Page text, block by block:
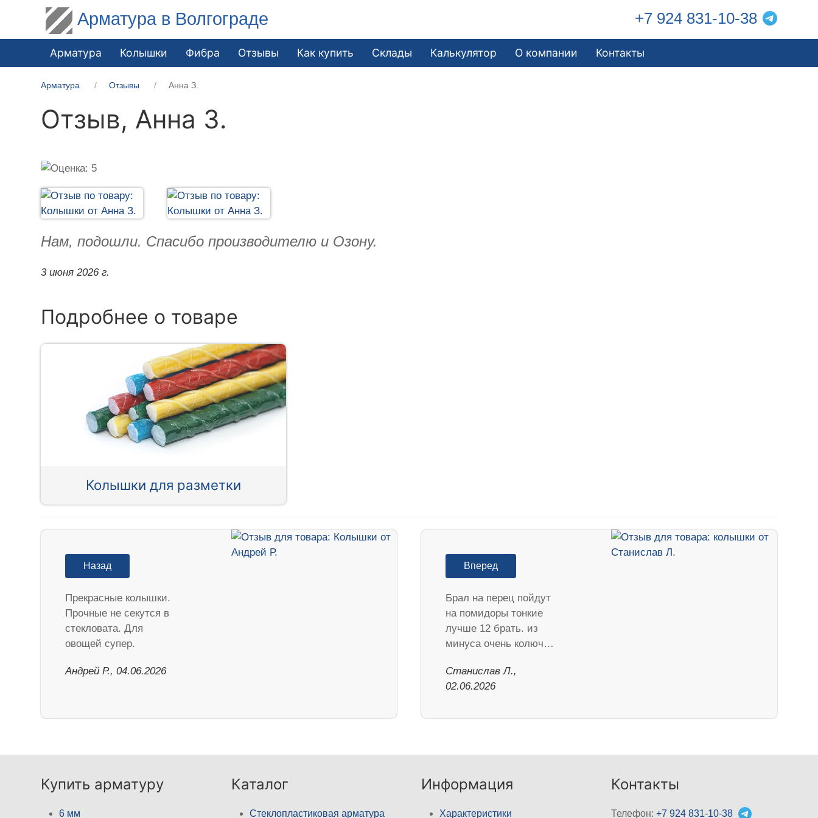
Арматура в Волгограде +7 924 831-10-38
Арматура Колышки Фибра Отзывы Как купить Склады Калькулятор О компании Контакты
Арматура Отзывы Анна З.
Отзыв, Анна З.
Нам, подошли. Спасибо производителю и Озону.
3 июня 2026 г.
Подробнее о товаре
Колышки для разметки
Назад
Прекрасные колышки.
Прочные не секутся в
стекловата. Для
овощей супер.
Андрей Р., 04.06.2026
Вперед
Брал на перец пойдут
на помидоры тонкие
лучше 12 брать. из
минуса очень колюч…
Станислав Л.,
02.06.2026
Купить арматуру
6 мм
Каталог
Стеклопластиковая арматура
Информация
Характеристики
Контакты
Телефон:+7 924 831-10-38